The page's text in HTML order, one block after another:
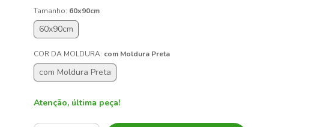
Tamanho: 60x90cm
60x90cm
COR DA MOLDURA: com Moldura Preta
com Moldura Preta
Atenção, última peça!